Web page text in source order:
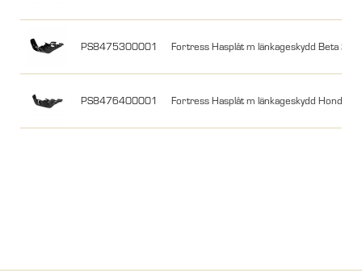
PS8475300001 Fortress Hasplåt m länkageskydd Beta
PS8476400001 Fortress Hasplåt m länkageskydd